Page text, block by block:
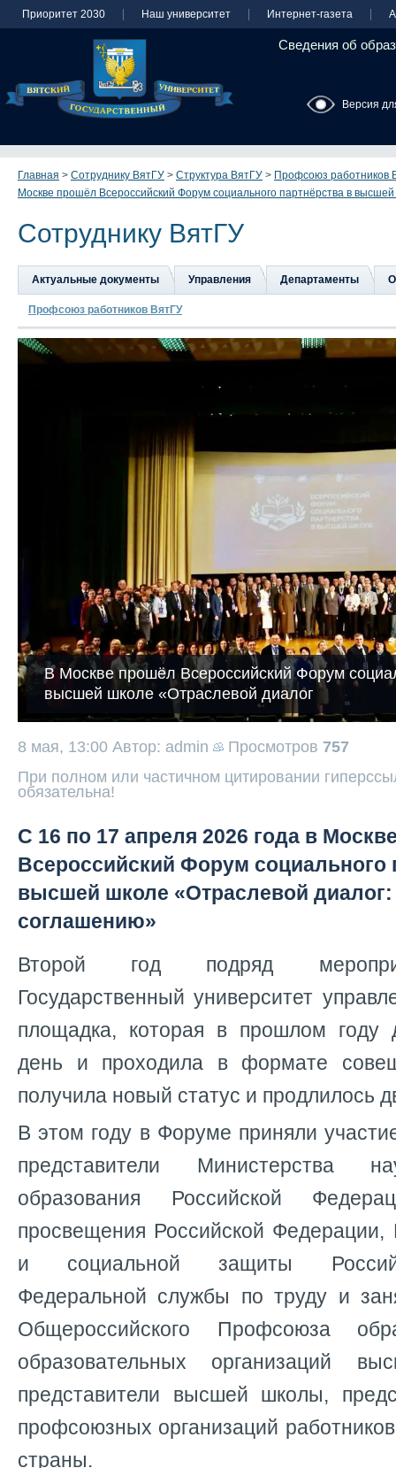
Приоритет 2030 Наш университет Интернет-газета
Сведения об
Версия
Главная > Сотруднику ВятГУ > Структура ВятГУ > Профсоюз работников
Москве прошёл Всероссийский Форум социального партнёрства в
Сотруднику ВятГУ
Актуальные документы Управления Департаменты
Профсоюз работников ВятГУ
В Москве прошёл Всероссийский Форум
высшей школе «Отраслевой диалог
8 мая, 13:00 Автор: admin Просмотров 757
При полном или частичном цитировании
обязательна!
С 16 по 17 апреля 2026 года в
Всероссийский Форум социального
высшей школе «Отраслевой диалог:
соглашению»
Второй год подряд
Государственный университет
площадка, которая в прошлом году
день и проходила в формате
получила новый статус и продлилось
В этом году в Форуме приняли
представители Министерства
образования Российской
просвещения Российской Федерации,
и социальной защиты
Федеральной службы по труду и
Общероссийского Профсоюза
образовательных организаций
представители высшей школы,
профсоюзных организаций
страны.